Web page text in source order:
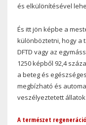
és elkülönítésével
És itt jön képbe a
különböztetni, hogy a
DFTD vagy az
1250 képből 92,4
a beteg és
megbízható és
veszélyeztetett
A természet